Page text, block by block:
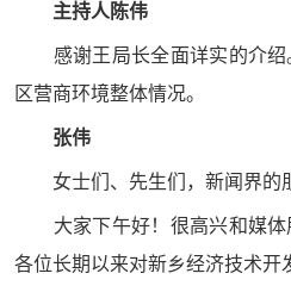
主持人 陈伟
感谢王局长全面详实的介绍
区营商环境整体情况。
张伟
女士们、先生们，新闻界的
大家下午好！很高兴和媒体
各位长期以来对新乡经济技术开